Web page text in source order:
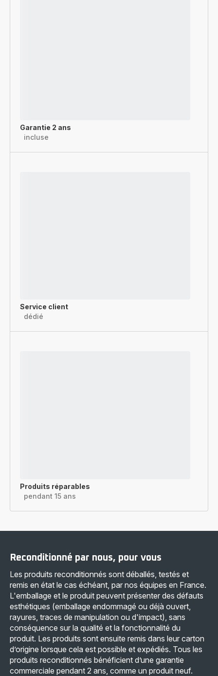
Garantie 2 ans
incluse
Service client
dédié
Produits réparables
pendant 15 ans
Reconditionné par nous, pour vous
Les produits reconditionnés sont déballés, testés et
remis en état le cas échéant, par nos équipes en France.
L'emballage et le produit peuvent présenter des défauts
esthétiques (emballage endommagé ou déjà ouvert,
rayures, traces de manipulation ou d'impact), sans
conséquence sur la qualité et la fonctionnalité du
produit. Les produits sont ensuite remis dans leur carton
d’origine lorsque cela est possible et expédiés. Tous les
produits reconditionnés bénéficient d’une garantie
commerciale pendant 2 ans, comme un produit neuf.